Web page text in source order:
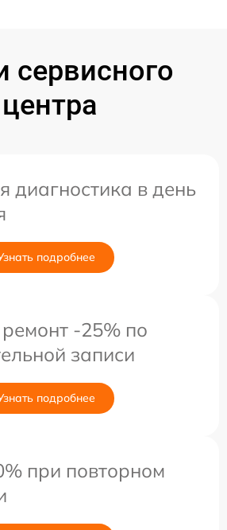
сервисного
центра
диагностика в день
подробнее
-25% по
записи
подробнее
при повторном